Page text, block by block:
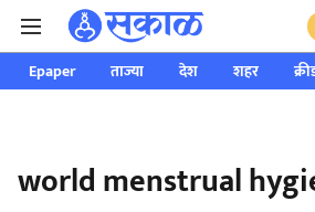
Epaper ताज्या देश शहर
world menstrual